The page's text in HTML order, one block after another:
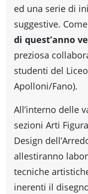
ed una serie di
suggestive.
di quest’anno
preziosa
studenti del
Apolloni/Fano).
All’interno delle
sezioni Arti
Design
allestiranno
tecniche
inerenti il